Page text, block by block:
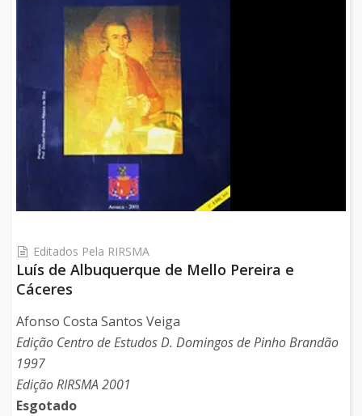
Editados Pela RIRSMA
Luís de Albuquerque de Mello Pereira e
Cáceres
Afonso Costa Santos Veiga
Edição Centro de Estudos D. Domingos de Pinho Brandão
1997
Edição RIRSMA 2001
Esgotado